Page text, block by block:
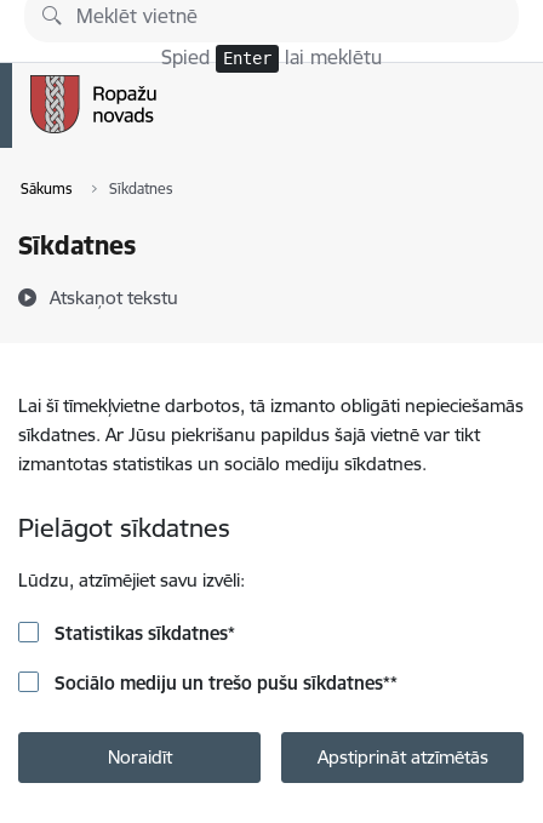
Pāriet uz lapas saturu
Spied Enter lai meklētu
Sākums Sīkdatnes
Sīkdatnes
Atskaņot tekstu
Lai šī tīmekļvietne darbotos, tā izmanto obligāti nepieciešamās
sīkdatnes. Ar Jūsu piekrišanu papildus šajā vietnē var tikt
izmantotas statistikas un sociālo mediju sīkdatnes.
Pielāgot sīkdatnes
Lūdzu, atzīmējiet savu izvēli:
Statistikas sīkdatnes*
Sociālo mediju un trešo pušu sīkdatnes**
Noraidīt Apstiprināt atzīmētās